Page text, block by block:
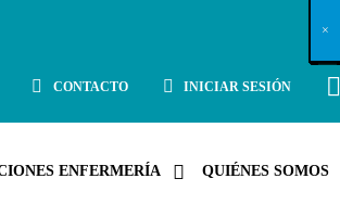
CONTACTO INICIAR SESIÓN
ENFERMERÍA QUIÉNES SOMOS
X
×
×
×
×
×
×
×
×
×
×
×
×
×
×
×
×
×
×
×
×
×
×
×
×
×
×
×
×
×
×
×
×
×
×
×
×
×
×
×
×
×
×
×
×
×
×
×
×
×
×
×
×
×
×
×
×
×
×
×
×
×
×
×
×
×
×
×
×
×
×
×
×
×
×
×
×
×
×
×
×
×
×
×
×
×
×
×
×
×
×
×
×
×
×
×
×
×
×
×
×
×
×
×
×
×
×
×
×
×
×
×
×
×
×
×
×
×
×
×
×
×
×
×
×
×
×
×
×
×
×
×
×
×
×
×
×
×
×
×
×
×
×
×
×
×
×
×
×
×
×
×
×
×
×
×
×
×
×
×
×
×
×
×
×
×
×
×
×
×
×
×
×
×
×
×
×
×
×
×
×
×
×
×
×
×
×
×
×
×
×
×
×
×
×
×
×
×
×
×
×
×
×
×
×
×
×
×
×
×
×
×
×
×
×
×
×